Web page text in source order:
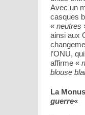
Avec un
casques
« neutres
ainsi aux
l’ONU,
affirme «
blouse
La
guerre«